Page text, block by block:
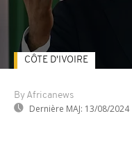
By Africanews
Dernière MAJ: 13/08/2024
CÔTE D'IVOIRE